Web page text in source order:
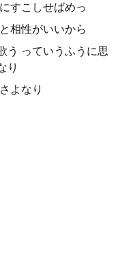
すこしせばめっ
相性がいいから
う っていうふうに思
り
よなり